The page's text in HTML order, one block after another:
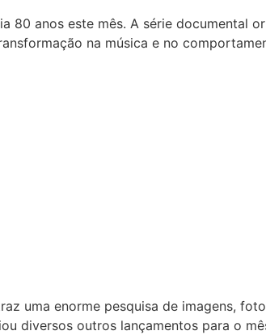
80 anos este mês. A série documental
na música e no
uma enorme pesquisa de imagens,
diversos outros lançamentos para o